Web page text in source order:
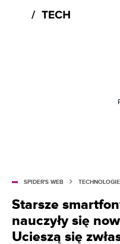
SPIDER'S WEB TECHNOLOGIE
Starsze
nauczyły się
Ucieszą się